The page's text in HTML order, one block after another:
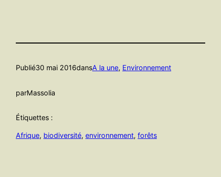
Publié30 mai 2016dansA la une, Environnement
parMassolia
Étiquettes :
Afrique, biodiversité, environnement, forêts